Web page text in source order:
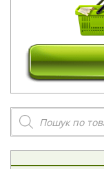
Поиск
товаров